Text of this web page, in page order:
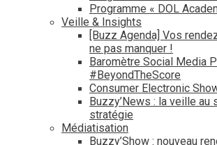
Programme « DOL
Veille & Insights
[Buzz Agenda] Vos
ne pas manquer !
Baromètre Social Media
#BeyondTheScore
Consumer Electronic
Buzzy’News : la veille au
stratégie
Médiatisation
Buzzy’Show : nouveau